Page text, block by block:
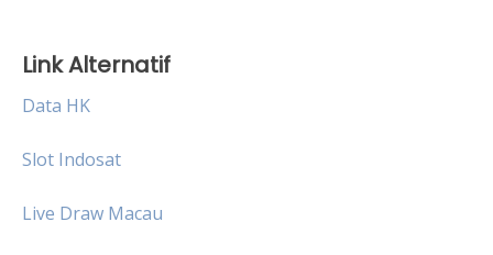
Link Alternatif
Data HK
Slot Indosat
Live Draw Macau